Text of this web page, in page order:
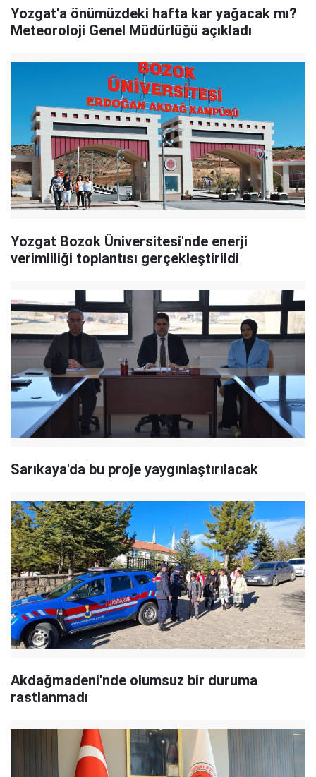
Yozgat'a önümüzdeki hafta kar yağacak mı?
Meteoroloji Genel Müdürlüğü açıkladı
Yozgat Bozok Üniversitesi'nde enerji
verimliliği toplantısı gerçekleştirildi
Sarıkaya'da bu proje yaygınlaştırılacak
Akdağmadeni'nde olumsuz bir duruma
rastlanmadı